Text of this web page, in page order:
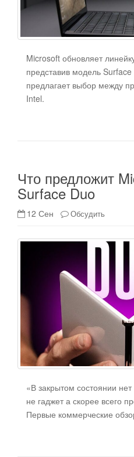
Microsoft обновляет
представив модель
предлагает выбор между
Intel.
Что предложит
Surface Duo
12 Сен Обсудить
«В закрытом состоянии
не гаджет а скорее всего
Первые коммерческие